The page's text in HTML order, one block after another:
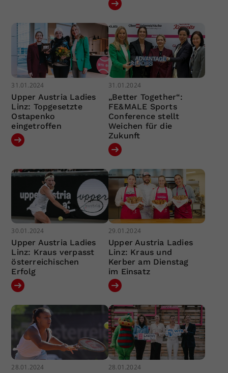
31.01.2024
Upper Austria Ladies
Linz: Topgesetzte
Ostapenko
eingetroffen
31.01.2024
„Better Together“:
FE&MALE Sports
Conference stellt
Weichen für die
Zukunft
30.01.2024
Upper Austria Ladies
Linz: Kraus verpasst
österreichischen
Erfolg
29.01.2024
Upper Austria Ladies
Linz: Kraus und
Kerber am Dienstag
im Einsatz
28.01.2024 28.01.2024